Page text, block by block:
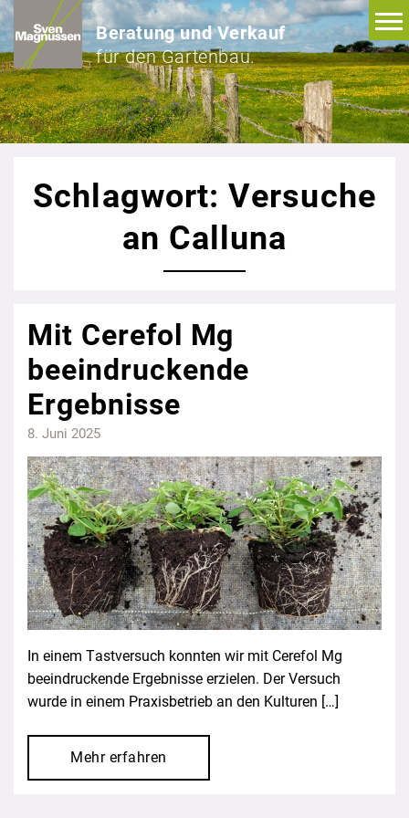
Beratung und Verkauf
für den Gartenbau.
Schlagwort: Versuche
an Calluna
Mit Cerefol Mg
beeindruckende
Ergebnisse
8. Juni 2025
In einem Tastversuch konnten wir mit Cerefol Mg
beeindruckende Ergebnisse erzielen. Der Versuch
wurde in einem Praxisbetrieb an den Kulturen […]
Mehr erfahren